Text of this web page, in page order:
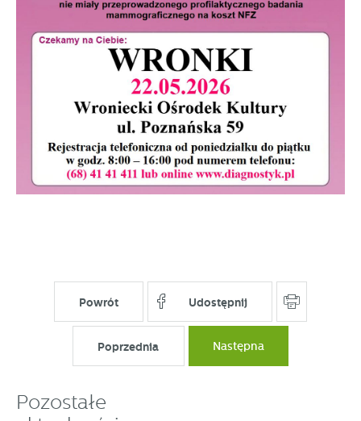
Powrót Udostępnij
Poprzednia Następna
Pozostałe